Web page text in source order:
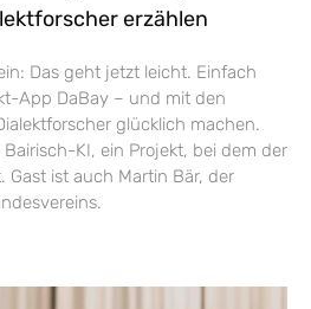
erzählen
Das geht jetzt leicht. Einfach
App DaBay – und mit den
glücklich machen.
KI, ein Projekt, bei dem der
Gast ist auch Martin Bär, der